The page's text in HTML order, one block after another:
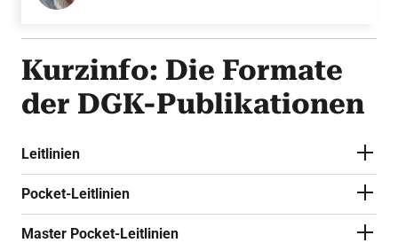
Kurzinfo: Die Formate
der DGK-Publikationen
Leitlinien
Pocket-Leitlinien
Master Pocket-Leitlinien